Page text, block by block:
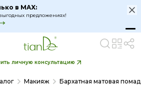
в MAX:
предложениях!
личную консультацию
Макияж Бархатная матовая
тон 1 - описание, цена,